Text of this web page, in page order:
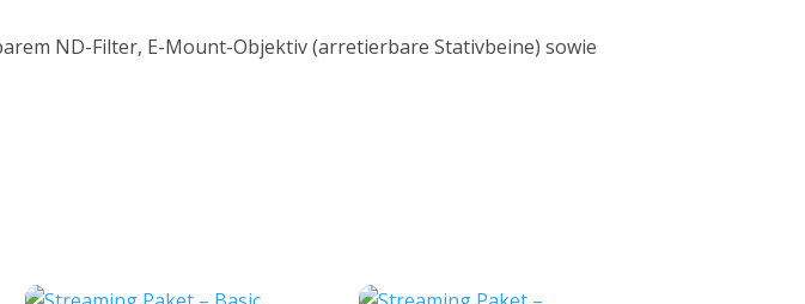
ND-Filter, E-Mount-Objektiv (arretierbare Stativbeine) sowie